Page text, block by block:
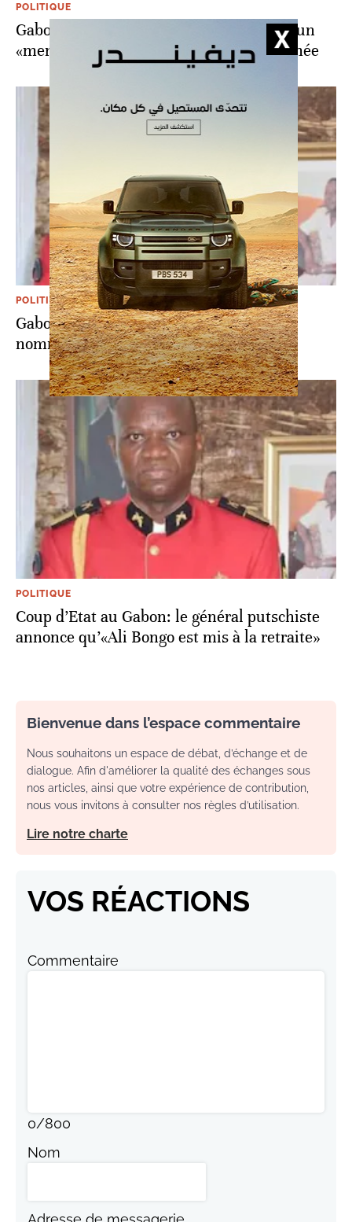
POLITIQUE
Gabon: le général Brice Oligui Nguema, un
«meneur d’homme» populaire dans l’armée
POLITIQUE
Gabon: le général Brice Oligui Nguema
nommé «président de la transition»
POLITIQUE
Coup d’Etat au Gabon: le général putschiste
annonce qu’«Ali Bongo est mis à la retraite»
Bienvenue dans l’espace commentaire
Nous souhaitons un espace de débat, d’échange et de
dialogue. Afin d'améliorer la qualité des échanges sous
nos articles, ainsi que votre expérience de contribution,
nous vous invitons à consulter nos règles d’utilisation.
Lire notre charte
VOS RÉACTIONS
Commentaire
0/800
Nom